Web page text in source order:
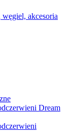
akcesoria
Dream